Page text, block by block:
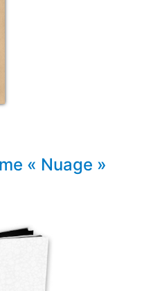
« Nuage »